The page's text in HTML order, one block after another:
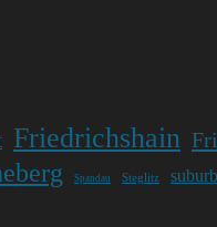
Friedrichshain
Spandau Steglitz suburb